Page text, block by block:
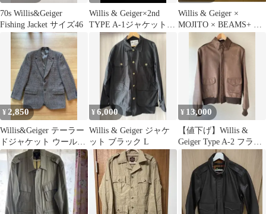
70s Willis&Geiger
Fishing Jacket サイズ46
Willis & Geiger×2nd
TYPE A-1ジャケット
Willis & Geiger ×
MOJITO × BEAMS+ ジ
¥ 2,850
Willis&Geiger テーラー
ドジャケット ウール
100% 日本製 L
¥6,000
Willis & Geiger ジャケ
ット ブラック L
¥ 13,000
【値下げ】Willis &
Geiger Type A-2 フライ
トジャケット